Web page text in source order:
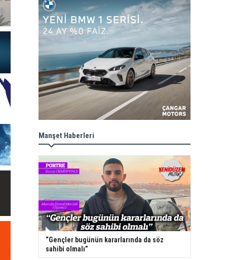
Manşet Haberleri
“Gençler bugünün kararlarında da söz
sahibi olmalı”